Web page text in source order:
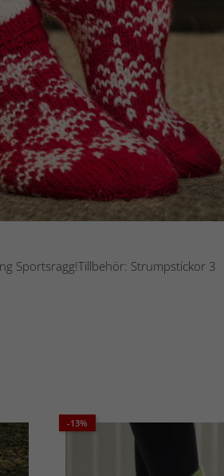
Sportsragg!Tillbehör: Strumpstickor 3
-13%